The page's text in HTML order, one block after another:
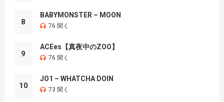
8
BABYMONSTER – MOON
76 聞く
9
ACEes【真夜中のZOO】
76 聞く
10
JO1 – WHATCHA DOIN
73 聞く